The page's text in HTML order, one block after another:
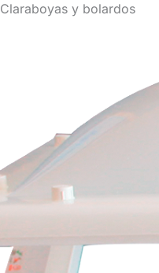
Claraboyas y bolardos